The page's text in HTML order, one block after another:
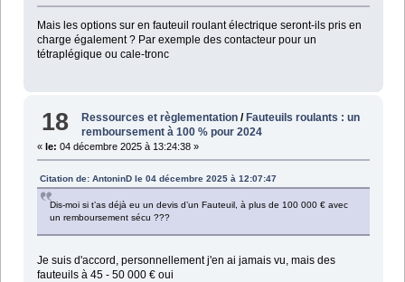
Mais les options sur en fauteuil roulant électrique seront-ils pris en
charge également ? Par exemple des contacteur pour un
tétraplégique ou cale-tronc
18 Ressources et règlementation /Fauteuils roulants : un
remboursement à 100 % pour 2024
« le: 04 décembre 2025 à 13:24:38 »
Citation de: AntoninD le 04 décembre 2025 à 12:07:47
Dis-moi si t’as déjà eu un devis d’un Fauteuil, à plus de 100 000 € avec
un remboursement sécu ???
Je suis d'accord, personnellement j'en ai jamais vu, mais des
fauteuils à 45 - 50 000 € oui